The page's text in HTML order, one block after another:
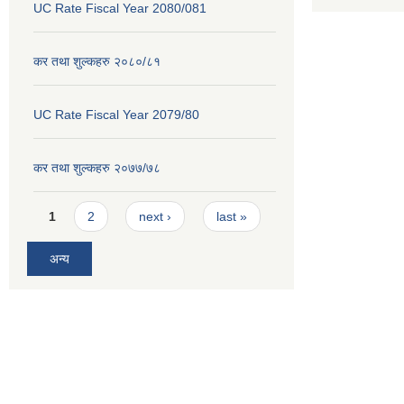
UC Rate Fiscal Year 2080/081
कर तथा शुल्कहरु २०८०/८१
UC Rate Fiscal Year 2079/80
कर तथा शुल्कहरु २०७७/७८
Pages
1 2 next › last »
अन्य